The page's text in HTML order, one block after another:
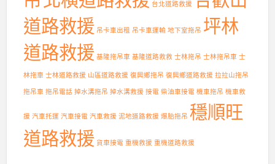
台北道路救援
道路救援 吊卡車出租 吊卡車運輸 地下室拖吊 坪林
道路救援 基隆拖吊車 基隆道路救救 士林拖吊 士林拖吊車 士
林拖車 士林道路救援 山區道路救援 復興鄉拖吊 復興鄉道路救援 拉拉山拖吊
拖吊車 拖吊電話 掉水溝拖吊 掉水溝救援 接電 柴油車接電 機車拖吊 機車救
援 汽車托運 汽車接電 汽車救援 泥地道路救援 爆胎拖吊 穩順旺
道路救援 貨車接電 重機救援 重機道路救援